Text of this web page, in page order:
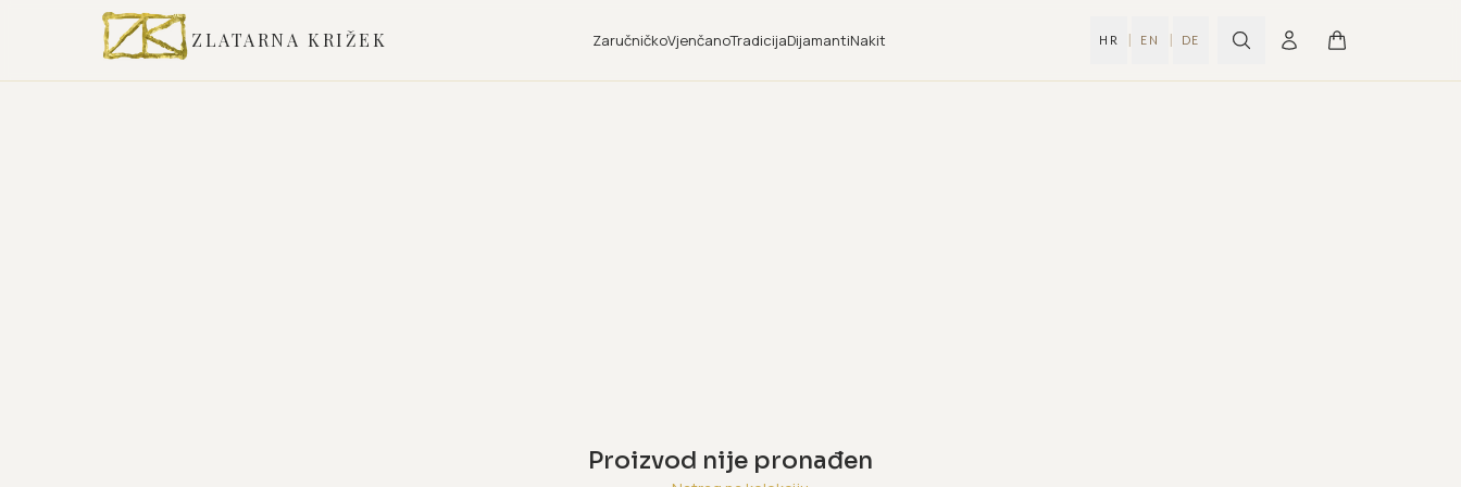
ZLATARNA KRIŽEK ZaručničkoVjenčanoTradicijaDijamantiNakit HR | EN | DE
Proizvod nije pronađen